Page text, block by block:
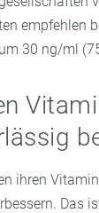
empfehlen
30 ng/ml
ihren
Das